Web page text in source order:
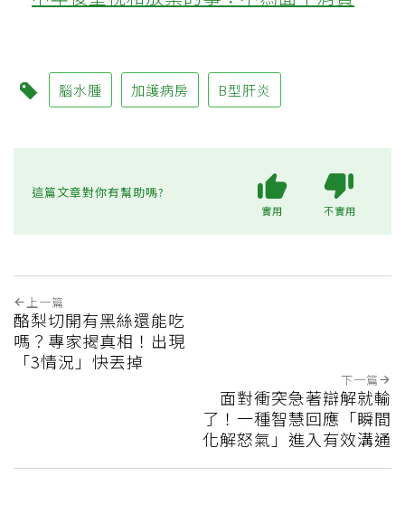
腦水腫 加護病房 B型肝炎
這篇文章對你有幫助嗎?
實用 不實用
上一篇
酪梨切開有黑絲還能吃
嗎？專家揭真相！出現
「3情況」快丟掉
下一篇
面對衝突急著辯解就輸
了！一種智慧回應「瞬間
化解怒氣」進入有效溝通